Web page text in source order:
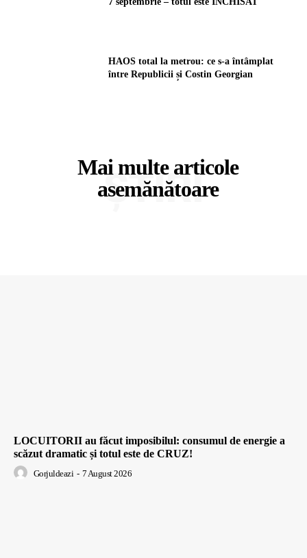
HAOS total la metrou: ce s-a întâmplat
între Republicii și Costin Georgian
Mai multe articole
asemănătoare
ȘTIRI
LOCUITORII au făcut imposibilul: consumul de energie a
scăzut dramatic și totul este de CRUZ!
Gorjuldeazi - 7 August 2026